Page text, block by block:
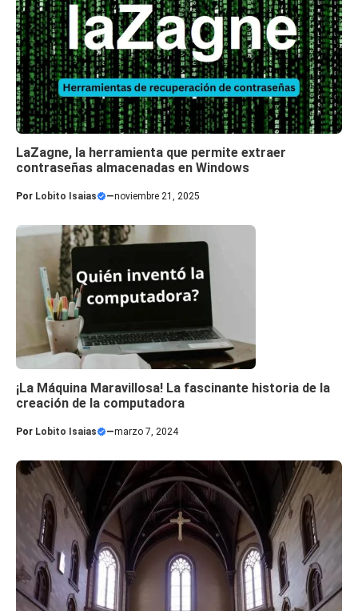
LaZagne, la herramienta que permite extraer
contraseñas almacenadas en Windows
Por Lobito Isaias —noviembre 21, 2025
¡La Máquina Maravillosa! La fascinante historia de la
creación de la computadora
Por Lobito Isaias —marzo 7, 2024